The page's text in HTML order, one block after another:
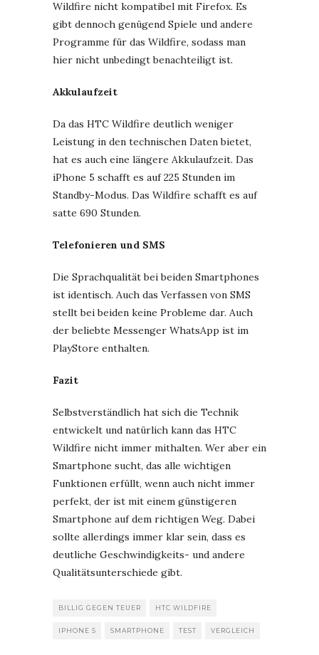
Wildfire nicht kompatibel mit Firefox. Es
gibt dennoch genügend Spiele und andere
Programme für das Wildfire, sodass man
hier nicht unbedingt benachteiligt ist.
Akkulaufzeit
Da das HTC Wildfire deutlich weniger
Leistung in den technischen Daten bietet,
hat es auch eine längere Akkulaufzeit. Das
iPhone 5 schafft es auf 225 Stunden im
Standby-Modus. Das Wildfire schafft es auf
satte 690 Stunden.
Telefonieren und SMS
Die Sprachqualität bei beiden Smartphones
ist identisch. Auch das Verfassen von SMS
stellt bei beiden keine Probleme dar. Auch
der beliebte Messenger WhatsApp ist im
PlayStore enthalten.
Fazit
Selbstverständlich hat sich die Technik
entwickelt und natürlich kann das HTC
Wildfire nicht immer mithalten. Wer aber ein
Smartphone sucht, das alle wichtigen
Funktionen erfüllt, wenn auch nicht immer
perfekt, der ist mit einem günstigeren
Smartphone auf dem richtigen Weg. Dabei
sollte allerdings immer klar sein, dass es
deutliche Geschwindigkeits- und andere
Qualitätsunterschiede gibt.
BILLIG GEGEN TEUER HTC WILDFIRE
IPHONE 5 SMARTPHONE TEST VERGLEICH